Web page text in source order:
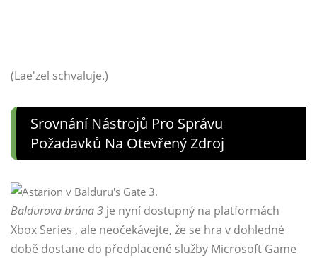
(Lae'zel schvaluje.)
Srovnání Nástrojů Pro Správu
Požadavků Na Otevřený Zdroj
Baldurova brána 3 je nyní dostupný na platformách
Xbox Series , ale neočekávejte, že se hra v dohledné
době dostane do předplacené služby Microsoft Game